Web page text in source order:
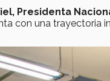
Presidenta
con una trayectoria